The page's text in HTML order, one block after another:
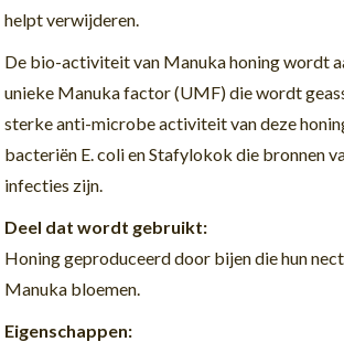
helpt verwijderen.
De bio-activiteit van Manuka honing wordt
unieke Manuka factor (UMF) die wordt
sterke anti-microbe activiteit van deze
bacteriën E. coli en Stafylokok die bronnen
infecties zijn.
Deel dat wordt gebruikt:
Honing geproduceerd door bijen die hun
Manuka bloemen.
Eigenschappen: